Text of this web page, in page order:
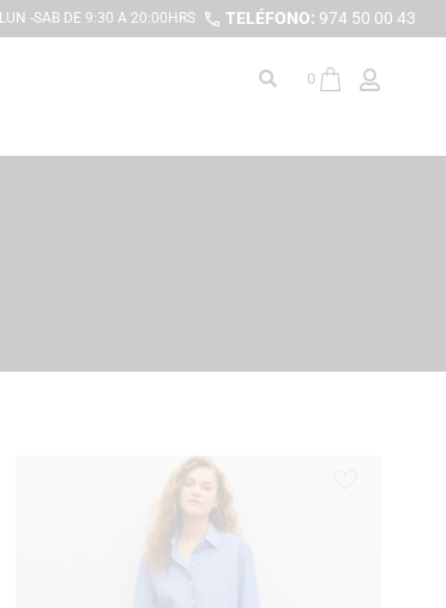
LUN -SAB DE 9:30 A 20:00HRS TELÉFONO: 974 50 00 43
0